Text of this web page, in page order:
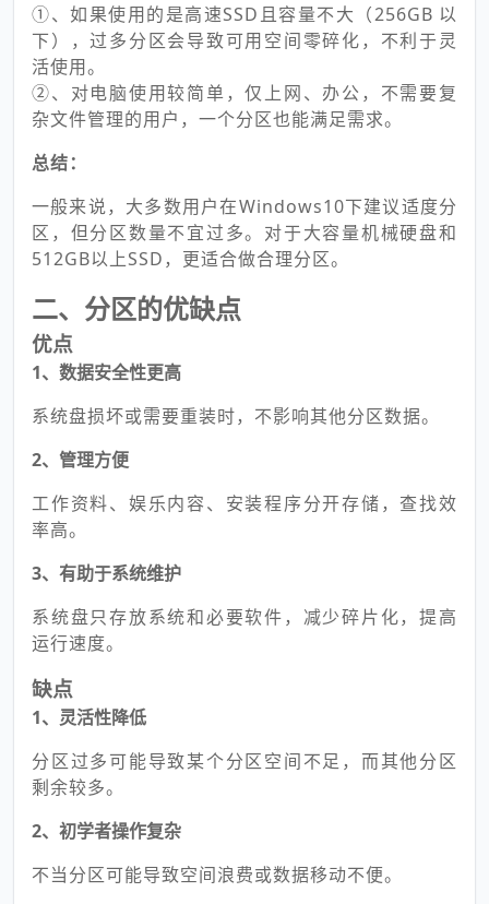
①、如果使用的是高速SSD且容量不大（256GB 以
下），过多分区会导致可用空间零碎化，不利于灵
活使用。
②、对电脑使用较简单，仅上网、办公，不需要复
杂文件管理的用户，一个分区也能满足需求。
总结：
一般来说，大多数用户在Windows10下建议适度分
区，但分区数量不宜过多。对于大容量机械硬盘和
512GB以上SSD，更适合做合理分区。
二、分区的优缺点
优点
1、数据安全性更高
系统盘损坏或需要重装时，不影响其他分区数据。
2、管理方便
工作资料、娱乐内容、安装程序分开存储，查找效
率高。
3、有助于系统维护
系统盘只存放系统和必要软件，减少碎片化，提高
运行速度。
缺点
1、灵活性降低
分区过多可能导致某个分区空间不足，而其他分区
剩余较多。
2、初学者操作复杂
不当分区可能导致空间浪费或数据移动不便。